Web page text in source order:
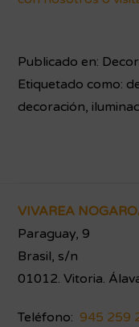
Publicado en:
Etiquetado como:
decoración,
Footer
VIVAREA
Paraguay, 9
Brasil, s/n
01012. Vitoria.
Teléfono: 945 259